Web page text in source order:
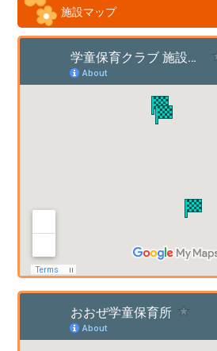
施設マップ